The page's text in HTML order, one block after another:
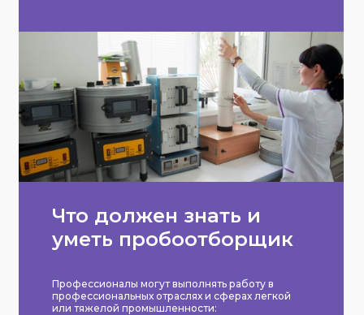
Что должен знать и
уметь пробоотборщик
Профессионалы могут выполнять работу в
профессиональных отраслях и сферах легкой
или тяжелой промышленности: